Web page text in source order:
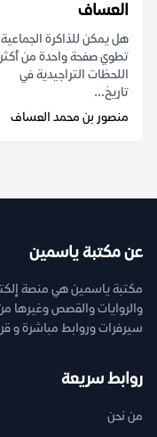
العساف
هل يمكن للذاكرة
تطوي صفحة واحدة من أكثر
اللحظات التراجيدية في
تاريخ...
منصور بن محمد العساف
عن مكتبة ياسمين
مكتبة ياسمين هي منصة
سيرفرات وروابط مباشرة و
روابط سريعة
من نحن